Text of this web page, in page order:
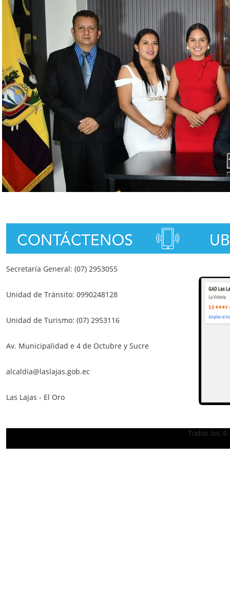
Secretaría General: (07) 2953055
Unidad de Tránsito: 0990248128
Unidad de Turismo: (07) 2953116
Av. Municipalidad e 4 de Octubre y Sucre
alcaldia@laslajas.gob.ec
Las Lajas - El Oro
Todos los ©